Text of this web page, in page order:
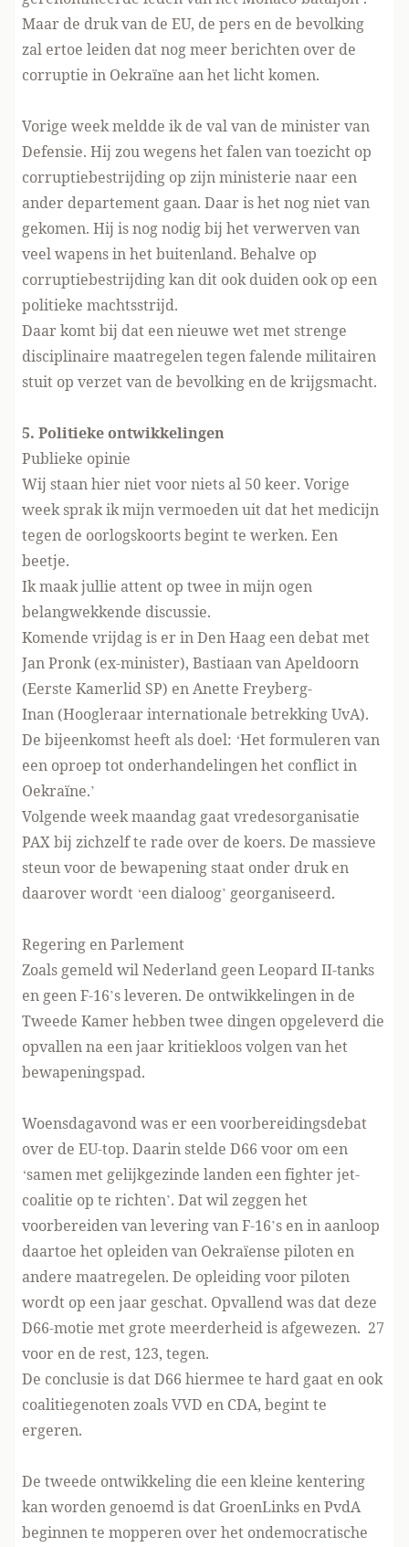
Maar de druk van de EU, de pers en de bevolking
zal ertoe leiden dat nog meer berichten over de
corruptie in Oekraïne aan het licht komen.
Vorige week meldde ik de val van de minister van
Defensie. Hij zou wegens het falen van toezicht op
corruptiebestrijding op zijn ministerie naar een
ander departement gaan. Daar is het nog niet van
gekomen. Hij is nog nodig bij het verwerven van
veel wapens in het buitenland. Behalve op
corruptiebestrijding kan dit ook duiden ook op een
politieke machtsstrijd.
Daar komt bij dat een nieuwe wet met strenge
disciplinaire maatregelen tegen falende militairen
stuit op verzet van de bevolking en de krijgsmacht.
5. Politieke ontwikkelingen
Publieke opinie
Wij staan hier niet voor niets al 50 keer. Vorige
week sprak ik mijn vermoeden uit dat het medicijn
tegen de oorlogskoorts begint te werken. Een
beetje.
Ik maak jullie attent op twee in mijn ogen
belangwekkende discussie.
Komende vrijdag is er in Den Haag een debat met
Jan Pronk(ex-minister), Bastiaan van Apeldoorn
(Eerste Kamerlid SP) en Anette Freyberg-
Inan (Hoogleraar internationale betrekking UvA).
De bijeenkomst heeft als doel: ‘Het formuleren van
een oproep tot onderhandelingen het conflict in
Oekraïne.’
Volgende weekmaandag gaat vredesorganisatie
PAX bij zichzelf te rade over de koers. De massieve
steun voor de bewapening staat onder druk en
daarover wordt ‘een dialoog’ georganiseerd.
Regering en Parlement
Zoals gemeld wil Nederland geen Leopard II-tanks
en geen F-16’s leveren. De ontwikkelingen in de
Tweede Kamer hebben twee dingen opgeleverd die
opvallen na een jaar kritiekloos volgen van het
bewapeningspad.
Woensdagavond was er een voorbereidingsdebat
over de EU-top. Daarin stelde D66 voor om een
‘samen met gelijkgezinde landen een fighter jet-
coalitie op te richten’. Dat wil zeggen het
voorbereiden van levering van F-16’s en in aanloop
daartoe het opleiden van Oekraïense piloten en
andere maatregelen. De opleiding voor piloten
wordt op een jaar geschat. Opvallend was dat deze
D66-motie met grote meerderheid is afgewezen. 27
voor en de rest, 123, tegen.
De conclusie is dat D66 hiermee te hard gaat en ook
coalitiegenoten zoals VVD en CDA, begint te
ergeren.
De tweede ontwikkeling die een kleine kentering
kan worden genoemd is dat GroenLinks en PvdA
beginnen te mopperen over het ondemocratische